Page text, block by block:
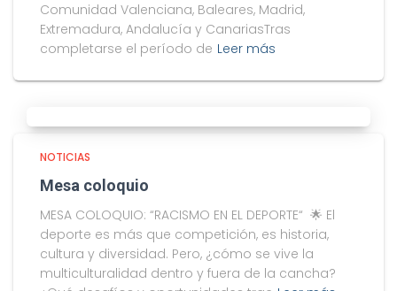
Comunidad Valenciana, Baleares, Madrid,
Extremadura, Andalucía y CanariasTras
completarse el período de Leer más
NOTICIAS
Mesa coloquio
MESA COLOQUIO: “RACISMO EN EL DEPORTE“ 🌟 El
deporte es más que competición, es historia,
cultura y diversidad. Pero, ¿cómo se vive la
multiculturalidad dentro y fuera de la cancha?